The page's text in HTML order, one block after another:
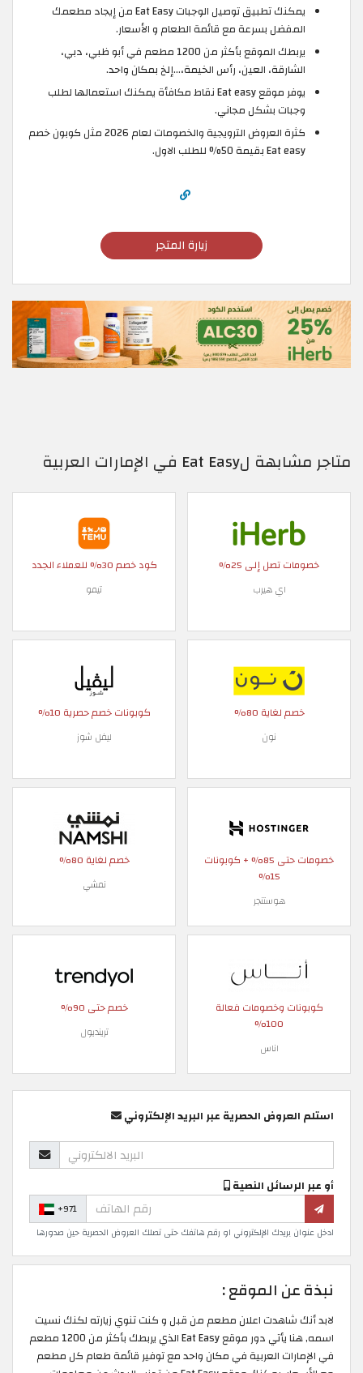
يمكنك تطبيق توصيل الوجبات Eat Easy من إيجاد مطعمك
المفضل بسرعة مع قائمة الطعام و الأسعار.
يربطك الموقع بأكثر من 1200 مطعم في أبو ظبي، دبي،
الشارقة، العين، رأس الخيمة،…إلخ بمكان واحد.
يوفر موقع Eat easy نقاط مكافأة يمكنك استعمالها لطلب
وجبات بشكل مجاني.
كثرة العروض الترويجية والخصومات لعام 2026 مثل كوبون خصم
Eat easy بقيمة 50% للطلب الاول.
زيارة المتجر
متاجر مشابهة لEat Easy في الإمارات العربية
خصومات تصل إلى 25%
اي هيرب
كود خصم 30% للعملاء الجدد
تيمو
خصم لغاية 80%
نون
كوبونات خصم حصرية 10%
ليفل شوز
خصومات حتى 85% + كوبونات
15%
هوستنجر
خصم لغاية 80%
نمشي
كوبونات وخصومات فعالة
100%
اناس
خصم حتى 90%
ترينديول
استلم العروض الحصرية عبر البريد الإلكتروني
أو عبر الرسائل النصية
+971
ادخل عنوان بريدك الإلكتروني او رقم هاتفك حتى تصلك العروض الحصرية حين صدورها
نبذة عن الموقع :
لابد أنك شاهدت اعلان مطعم من قبل و كنت تنوي زيارته لكنك نسيت
اسمه, هنا يأتي دور موقع Eat Easy الذي يربطك بأكثر من 1200 مطعم
في الإمارات العربية في مكان واحد مع توفير قائمة طعام كل مطعم